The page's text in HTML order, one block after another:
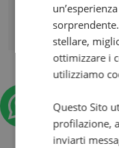
€ 5.190
4.890
stellare,
ottimizzare i
utilizziamo
Questo Sito
profilazione,
inviarti